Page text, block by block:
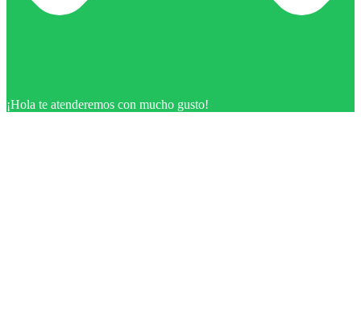
¡Hola te atenderemos con mucho gusto!